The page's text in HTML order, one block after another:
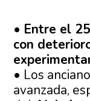
• Entre el
con
• Los
avanzada,